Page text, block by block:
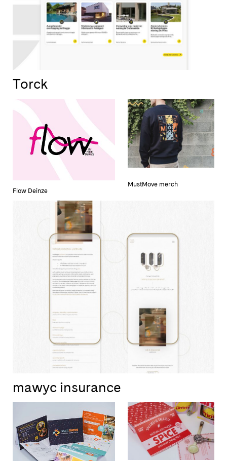
Projectontwikkeling
Sport & Ontspanning
Toerisme
Transport
Vastgoed
Voedings industrie
Torck
Flow Deinze
MustMove merch
mawyc insurance